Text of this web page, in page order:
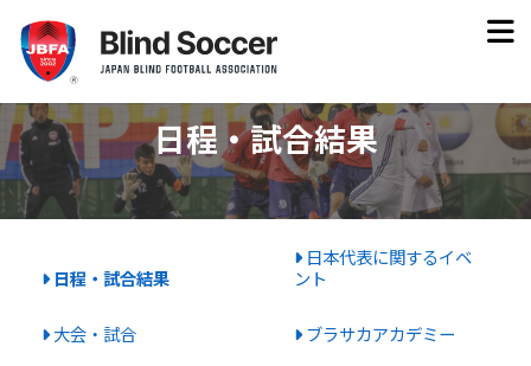
日程・試合結果
日程・試合結果
日本代表に関するイベ
ント
大会・試合 ブラサカアカデミー